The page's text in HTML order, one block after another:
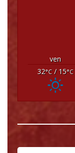
ven
32°C / 15°C